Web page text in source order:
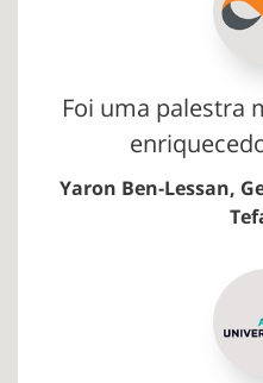
Foi uma palestra
Yaron Ben-Lessan,